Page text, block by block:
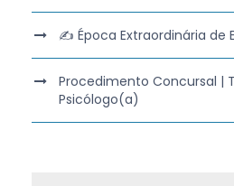
✍️ Época Extraordinária de
Procedimento Concursal |
Psicólogo(a)